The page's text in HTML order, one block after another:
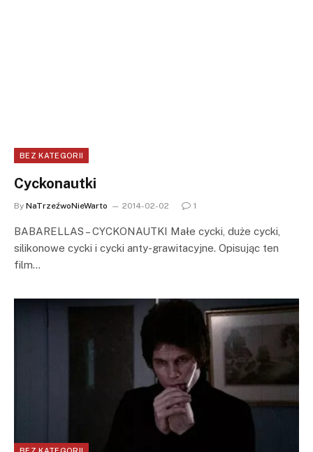
BEZ KATEGORII
Cyckonautki
By NaTrzeźwoNieWarto 2014-02-02 1
BABARELLAS – CYCKONAUTKI Małe cycki, duże cycki,
silikonowe cycki i cycki anty-grawitacyjne. Opisując ten
film…